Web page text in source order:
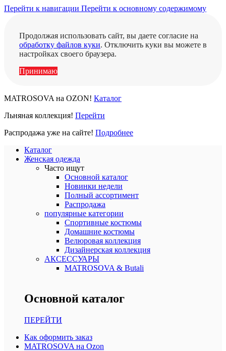
Перейти к навигации Перейти к основному содержимому
Продолжая использовать сайт, вы даете согласие на
обработку файлов куки. Отключить куки вы можете в
настройках своего браузера.
Принимаю
MATROSOVA на OZON! Каталог
Льняная коллекция! Перейти
Распродажа уже на сайте! Подробнее
Каталог
Женская одежда
Часто ищут
Основной каталог
Новинки недели
Полный ассортимент
Распродажа
популярные категории
Спортивные костюмы
Домашние костюмы
Велюровая коллекция
Дизайнерская коллекция
АКСЕССУАРЫ
MATROSOVA & Butali
Основной каталог
ПЕРЕЙТИ
Как оформить заказ
MATROSOVA на Ozon